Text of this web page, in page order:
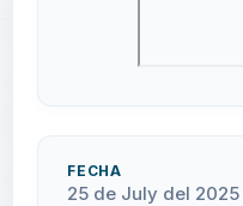
FECHA
25 de July del 2025